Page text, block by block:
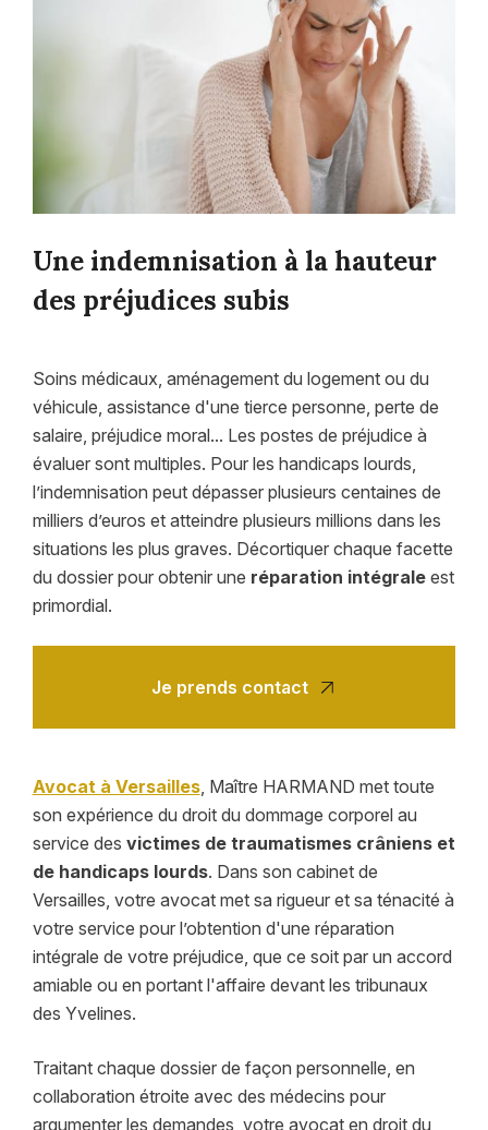
Une indemnisation à la hauteur
des préjudices subis
Soins médicaux, aménagement du logement ou du
véhicule, assistance d'une tierce personne, perte de
salaire, préjudice moral... Les postes de préjudice à
évaluer sont multiples. Pour les handicaps lourds,
l’indemnisation peut dépasser plusieurs centaines de
milliers d’euros et atteindre plusieurs millions dans les
situations les plus graves. Décortiquer chaque facette
du dossier pour obtenir une réparation intégraleest
primordial.
Je prends contact
Avocat à Versailles, Maître HARMAND met toute
son expérience du droit du dommage corporel au
service des victimes de traumatismes crâniens et
de handicaps lourds. Dans son cabinet de
Versailles, votre avocat met sa rigueur et sa ténacité à
votre service pour l’obtention d'une réparation
intégrale de votre préjudice, que ce soit par un accord
amiable ou en portant l'affaire devant les tribunaux
des Yvelines.
Traitant chaque dossier de façon personnelle, en
collaboration étroite avec des médecins pour
argumenter les demandes, votre avocat en droit du